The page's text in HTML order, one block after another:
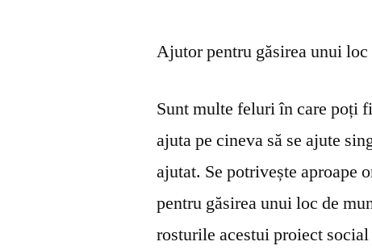
Ajutor pentru găsirea unui loc
Sunt multe feluri în care poți
ajuta pe cineva să se ajute
ajutat. Se potrivește
pentru găsirea unui loc de
rosturile acestui proiect